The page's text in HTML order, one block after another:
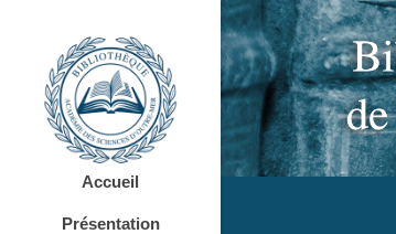
Accueil
Présentation